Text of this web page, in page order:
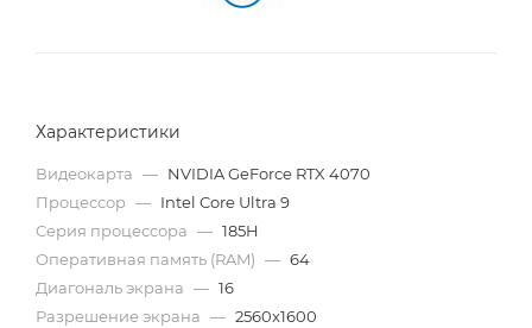
Характеристики
Видеокарта — NVIDIA GeForce RTX 4070
Процессор — Intel Core Ultra 9
Серия процессора — 185H
Оперативная память (RAM) — 64
Диагональ экрана — 16
Разрешение экрана — 2560x1600